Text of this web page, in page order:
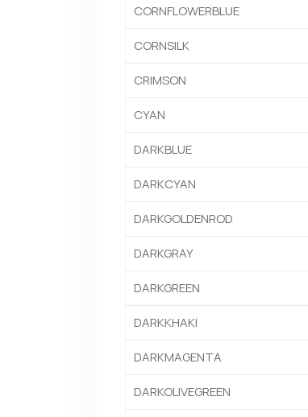
CORNFLOWERBLUE
CORNSILK
CRIMSON
CYAN
DARKBLUE
DARKCYAN
DARKGOLDENROD
DARKGRAY
DARKGREEN
DARKKHAKI
DARKMAGENTA
DARKOLIVEGREEN